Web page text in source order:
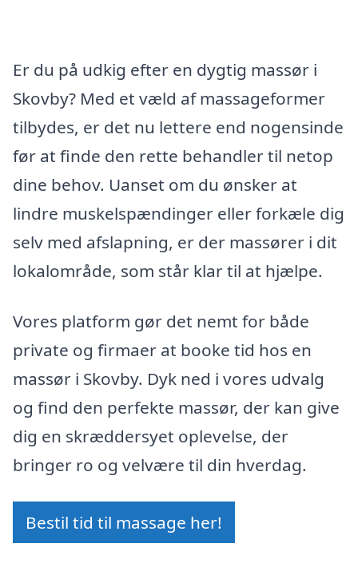
Er du på udkig efter en dygtig massør i
Skovby? Med et væld af massageformer
tilbydes, er det nu lettere end nogensinde
før at finde den rette behandler til netop
dine behov. Uanset om du ønsker at
lindre muskelspændinger eller forkæle dig
selv med afslapning, er der massører i dit
lokalområde, som står klar til at hjælpe.
Vores platform gør det nemt for både
private og firmaer at booke tid hos en
massør i Skovby. Dyk ned i vores udvalg
og find den perfekte massør, der kan give
dig en skræddersyet oplevelse, der
bringer ro og velvære til din hverdag.
Bestil tid til massage her!